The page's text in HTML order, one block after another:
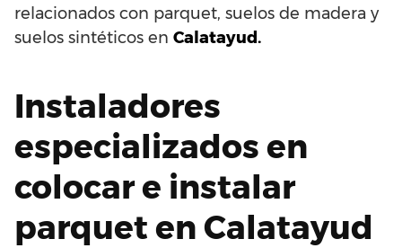
relacionados con parquet, suelos de madera y
suelos sintéticos en Calatayud.
Instaladores
especializados en
colocar e instalar
parquet en Calatayud